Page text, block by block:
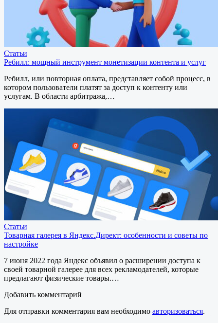
Статьи
Ребилл: мощный инструмент монетизации контента и услуг
Ребилл, или повторная оплата, представляет собой процесс, в
котором пользователи платят за доступ к контенту или
услугам. В области арбитража,…
Статьи
Товарная галерея в Яндекс.Директ: особенности и советы по
настройке
7 июня 2022 года Яндекс объявил о расширении доступа к
своей товарной галерее для всех рекламодателей, которые
предлагают физические товары.…
Добавить комментарий
Для отправки комментария вам необходимо авторизоваться.